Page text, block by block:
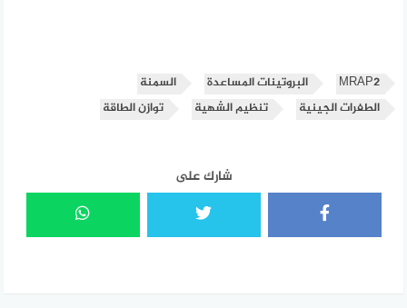
MRAP2 البروتينات المساعدة
السمنة
الطفرات الجينية
تنظيم الشهية توازن الطاقة
شارك على